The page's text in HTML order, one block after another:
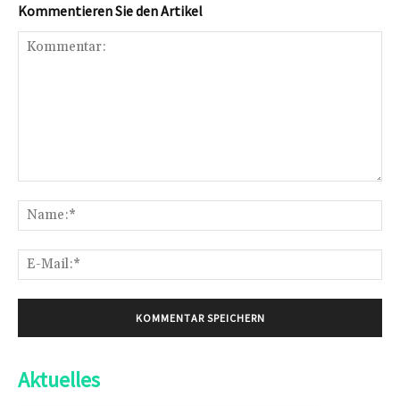
Kommentieren Sie den Artikel
Aktuelles